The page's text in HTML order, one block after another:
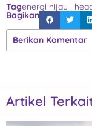
Tagenergi hijau |
Bagikan
Berikan Komentar
Artikel